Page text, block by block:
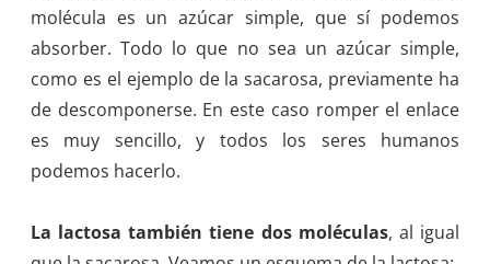
molécula es un azúcar simple, que sí podemos
absorber. Todo lo que no sea un azúcar simple,
como es el ejemplo de la sacarosa, previamente ha
de descomponerse. En este caso romper el enlace
es muy sencillo, y todos los seres humanos
podemos hacerlo.
La lactosa también tiene dos moléculas, al igual